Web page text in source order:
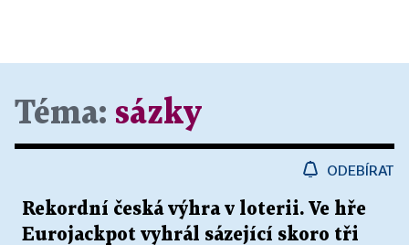
Téma: sázky
ODEBÍRAT
Rekordní česká výhra v loterii. Ve hře
Eurojackpot vyhrál sázející skoro tři